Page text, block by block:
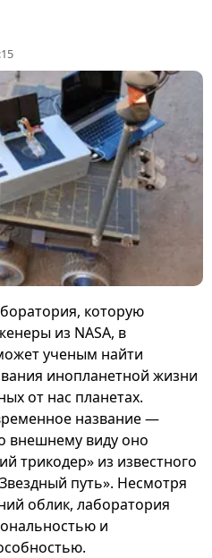
которую
из NASA, в
ученым найти
инопланетной жизни
от нас планетах.
название —
внешнему виду оно
трикодер» из известного
путь». Несмотря
облик, лаборатория
и